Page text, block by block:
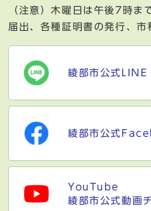
（注意）木曜日は午後7時ま
届出、各種証明書の発行、市
綾部市公式LINE
綾部市公式
YouTube
綾部市公式動画